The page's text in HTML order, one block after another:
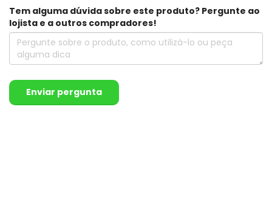
Tem alguma dúvida sobre este produto? Pergunte ao
lojista e a outros compradores!
Enviar pergunta